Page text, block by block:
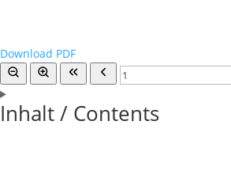
Download PDF
Inhalt / Contents